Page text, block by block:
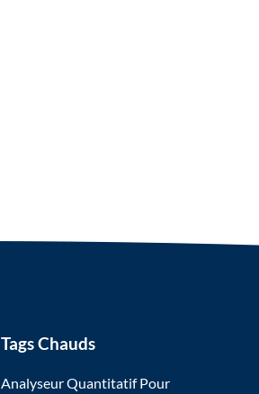
Tags Chauds
Analyseur Quantitatif Pour